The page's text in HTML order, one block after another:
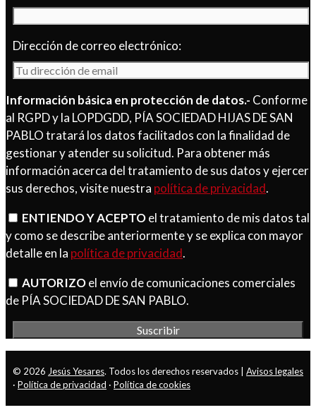
Dirección de correo electrónico:
Información básica en protección de datos.- Conforme
al RGPD y la LOPDGDD, PÍA SOCIEDAD HIJAS DE SAN
PABLO tratará los datos facilitados con la finalidad de
gestionar y atender su solicitud. Para obtener más
información acerca del tratamiento de sus datos y ejercer
sus derechos, visite nuestra política de privacidad.
ENTIENDO Y ACEPTOel tratamiento de mis datos tal
y como se describe anteriormente y se explica con mayor
detalle en la política de privacidad.
AUTORIZOel envío de comunicaciones comerciales
de PÍA SOCIEDAD DE SAN PABLO.
© 2026 Jesús Yesares. Todos los derechos reservados | Avisos legales
· Política de privacidad · Política de cookies